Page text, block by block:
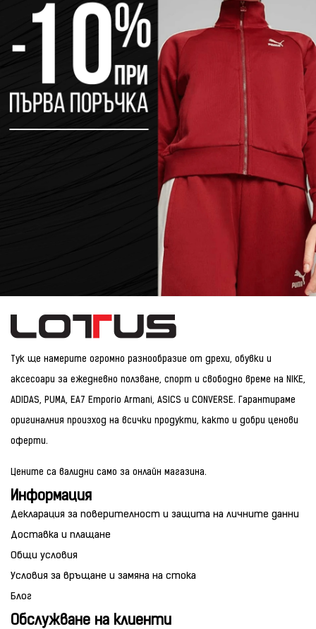
Тук ще намерите огромно разнообразие от дрехи, обувки и
аксесоари за ежедневно ползване, спорт и свободно време на NIKE,
ADIDAS, PUMA, EA7 Emporio Armani, ASICS и CONVERSE. Гарантираме
оригиналния произход на всички продукти, както и добри ценови
оферти.
Цените са валидни само за онлайн магазина.
Информация
Декларация за поверителност и защита на личните данни
Доставка и плащане
Общи условия
Условия за връщане и замяна на стока
Блог
Обслужване на клиенти